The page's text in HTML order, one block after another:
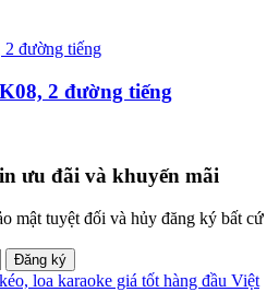
2 đường tiếng
ưu đãi và khuyến mãi
mật tuyệt đối và hủy đăng ký bất cứ
Đăng ký